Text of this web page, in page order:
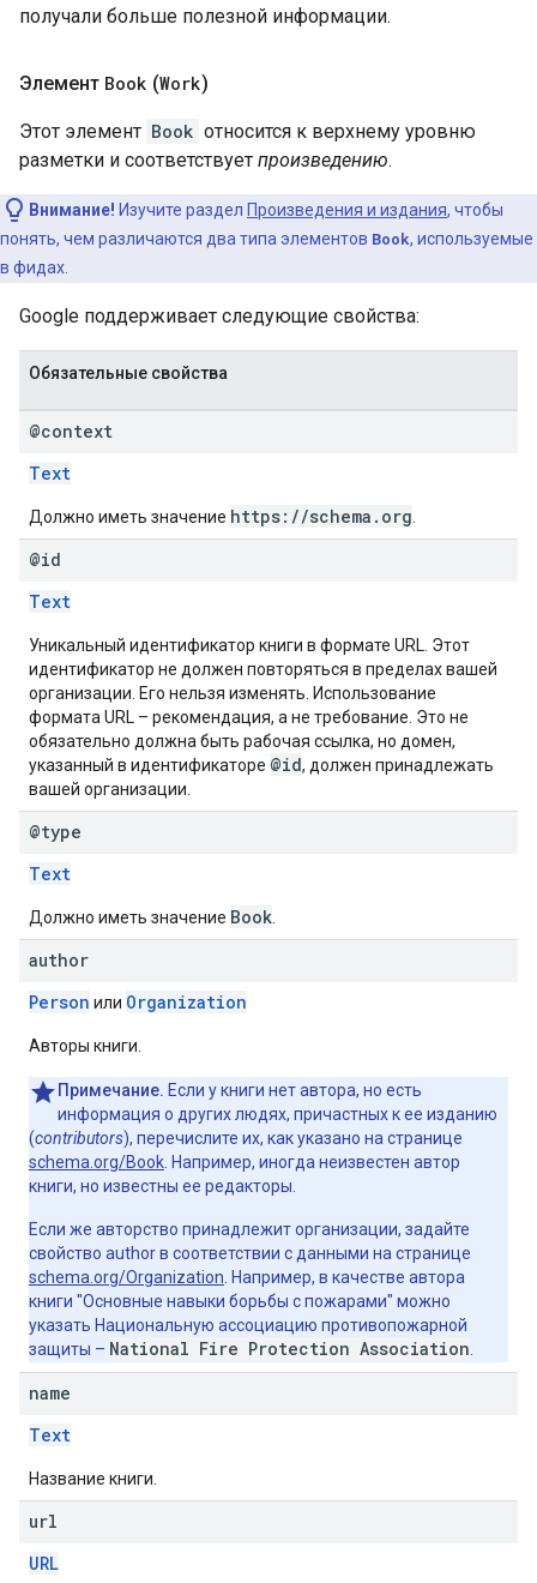
получали больше полезной информации.
Элемент Book (Work)
Этот элемент Book относится к верхнему уровню
разметки и соответствует произведению.
Внимание! Изучите раздел Произведения и издания, чтобы
понять, чем различаются два типа элементов Book, используемые
в фидах.
Google поддерживает следующие свойства:
Обязательные свойства
@context
Text
Должно иметь значение https://schema.org
@id
Text
Уникальный идентификатор книги в формате URL. Этот
идентификатор не должен повторяться в пределах вашей
организации. Его нельзя изменять. Использование
формата URL – рекомендация, а не требование. Это не
обязательно должна быть рабочая ссылка, но домен,
указанный в идентификаторе @id, должен принадлежать
вашей организации.
@type
Text
Должно иметь значение Book
author
Person или Organization
Авторы книги.
Примечание. Если у книги нет автора, но есть
информация о других людях, причастных к ее изданию
(contributors), перечислите их, как указано на странице
schema.org/Book . Например, иногда неизвестен автор
книги, но известны ее редакторы.
Если же авторство принадлежит организации, задайте
свойство author в соответствии с данными на странице
schema.org/Organization . Например, в качестве автора
книги "Основные навыки борьбы с пожарами" можно
указать Национальную ассоциацию противопожарной
защиты – National Fire Protection Association
name
Text
Название книги.
url
URL